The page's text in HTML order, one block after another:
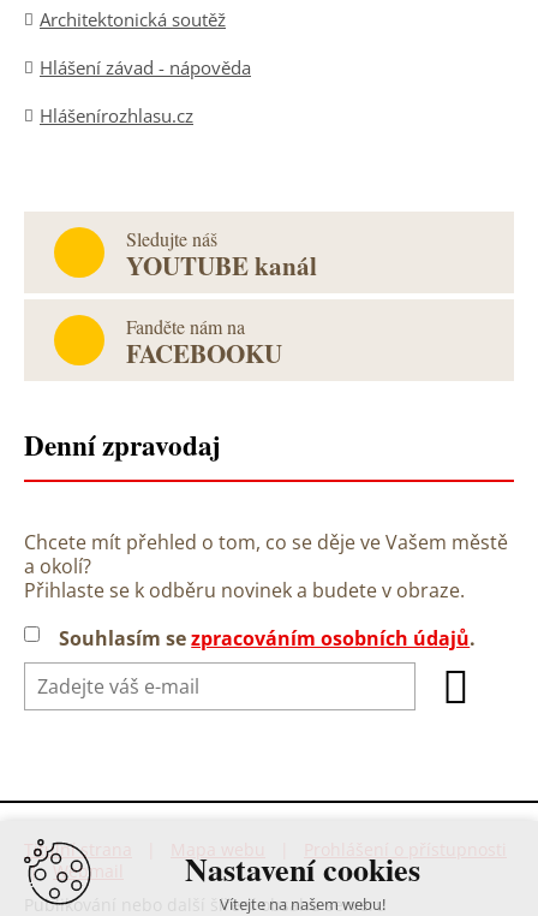
Architektonická soutěž
Hlášení závad - nápověda
Hlášenírozhlasu.cz
Sledujte náš
YOUTUBE kanál
Fanděte nám na
FACEBOOKU
Denní zpravodaj
Chcete mít přehled o tom, co se děje ve Vašem městě
a okolí?
Přihlaste se k odběru novinek a budete v obraze.
Souhlasím sezpracováním osobních údajů.
Titulní strana
|Webmail
Publikování nebo další šíření obsahu serveru
Nastavení cookies
Vítejte na našem webu!